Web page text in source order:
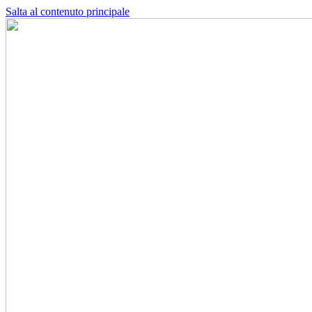
Salta al contenuto principale